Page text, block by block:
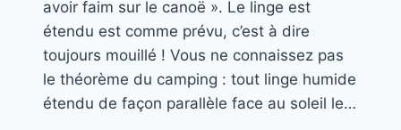
avoir faim sur le canoë ». Le linge est
étendu est comme prévu, c’est à dire
toujours mouillé ! Vous ne connaissez pas
le théorème du camping : tout linge humide
étendu de façon parallèle face au soleil le…